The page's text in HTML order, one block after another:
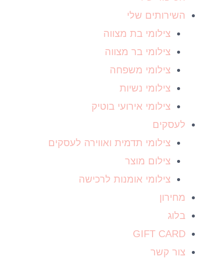
השירותים שלי
צילומי בת מצווה
צילומי בר מצווה
צילומי משפחה
צילומי נשיות
צילומי אירועי בוטיק
לעסקים
צילומי תדמית ואווירה לעסקים
צילום מוצר
צילומי אומנות לרכישה
מחירון
בלוג
GIFT CARD
צור קשר